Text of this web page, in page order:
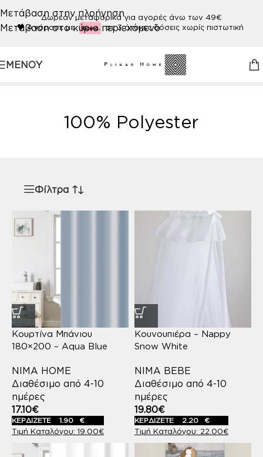
Μετάβαση στην πλοήγηση
Μετάβαση στο κύριο περιεχόμενο
Δωρεάν μεταφορικά για αγορές άνω των 49€
🖤Αγόρασε με σε 3 άτοκες δόσεις χωρίς πιστωτική
ΜΕΝΟΎ
Προϊόν ΠΟΙΟΤΗΤΑ/100% Polyester
100% Polyester
Φίλτρα
Κουρτίνα Μπάνιου
180×200 – Aqua Blue
NIMA HOME
Διαθέσιμο από 4-10
ημέρες
19.00€
17.10€
ΚΕΡΔΙΖΕΤΕ 1.90 €
Κουνουπιέρα – Nappy
Snow White
NIMA BEBE
Διαθέσιμο από 4-10
ημέρες
22.00€
19.80€
ΚΕΡΔΙΖΕΤΕ 2.20 €